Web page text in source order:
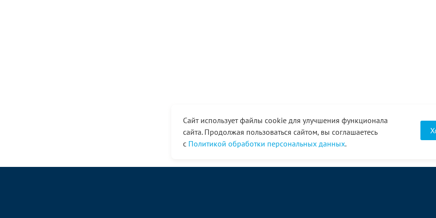
Сайт использует файлы cookie для улучшения функционала
сайта. Продолжая пользоваться сайтом, вы соглашаетесь
с Политикой обработки персональных данных.